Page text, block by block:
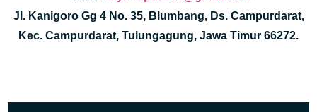
Jl. Kanigoro Gg 4 No. 35, Blumbang, Ds. Campurdarat,
Kec. Campurdarat, Tulungagung, Jawa Timur 66272.